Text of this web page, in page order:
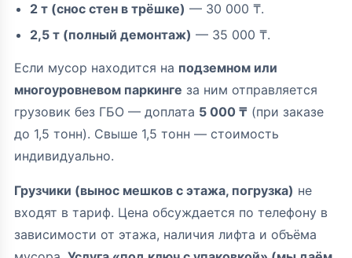
2 т (снос стен в трёшке) — 30 000 ₸.
2,5 т (полный демонтаж) — 35 000 ₸.
Если мусор находится на подземном или
многоуровневом паркинге за ним отправляется
грузовик без ГБО — доплата 5 000 ₸ (при заказе
до 1,5 тонн). Свыше 1,5 тонн — стоимость
индивидуально.
Грузчики (вынос мешков с этажа, погрузка) не
входят в тариф. Цена обсуждается по телефону в
зависимости от этажа, наличия лифта и объёма